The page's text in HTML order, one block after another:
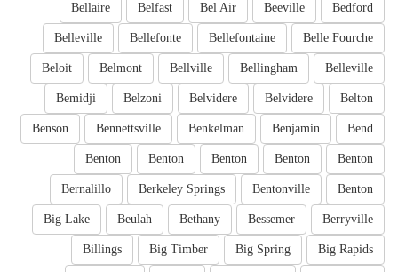
Bedford
Beeville
Bel Air
Belfast
Bellaire
Belle Fourche
Bellefontaine
Bellefonte
Belleville
Belleville
Bellingham
Bellville
Belmont
Beloit
Belton
Belvidere
Belvidere
Belzoni
Bemidji
Bend
Benjamin
Benkelman
Bennettsville
Benson
Benton
Benton
Benton
Benton
Benton
Benton
Bentonville
Berkeley Springs
Bernalillo
Berryville
Bessemer
Bethany
Beulah
Big Lake
Big Rapids
Big Spring
Big Timber
Billings